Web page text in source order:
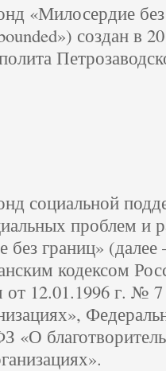
«Милосердие
создан в
социальной
проблем и
без границ»
кодексом
от 12.01.1996 г. №
«О